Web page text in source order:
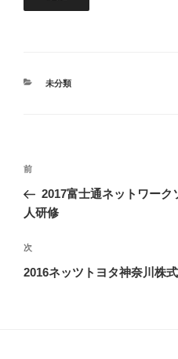
カ
未分類
投
ナ
ゲ
ー
前
の
投
前
2017富士通ネットワー
人研修
次
の
次
2016ネッツトヨタ神奈川株